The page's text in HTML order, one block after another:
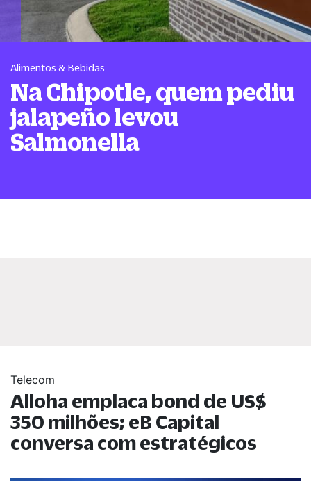
Alimentos & Bebidas
Na Chipotle, quem pediu
jalapeño levou
Salmonella
Telecom
Alloha emplaca bond de US$
350 milhões; eB Capital
conversa com estratégicos